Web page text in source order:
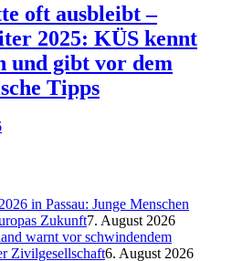
oft ausbleibt –
2025: KÜS kennt
und gibt vor dem
Tipps
in Passau: Junge Menschen
Zukunft7. August 2026
warnt vor schwindendem
Zivilgesellschaft6. August 2026